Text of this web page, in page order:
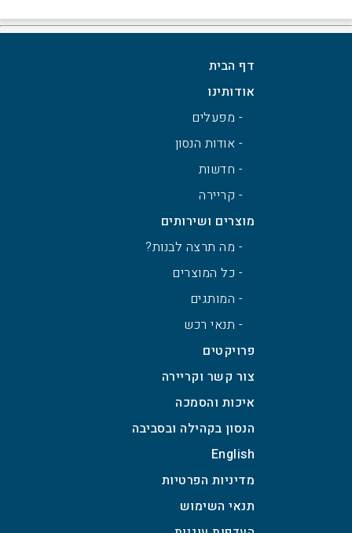
דף הבית
אודותינו
- מפעלים
- אודות הנסון
- חדשות
- קריירה
מוצרים ושירותים
- מה תרצה לבנות?
- כל המוצרים
- המותגים
- תנאי רכש
פרויקטים
צור קשר וקריירה
איכות והסמכה
הנסון בקהילה ובסביבה
English
מדיניות הפרטיות
תנאי השימוש